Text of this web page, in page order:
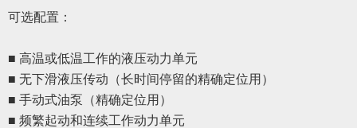
可选配置 ：
■ 高温或低温工作的液压动力单元
■ 无下滑液压传动（长时间停留的精确定位用）
■ 手动式油泵（精确定位用）
■ 频繁起动和连续工作动力单元